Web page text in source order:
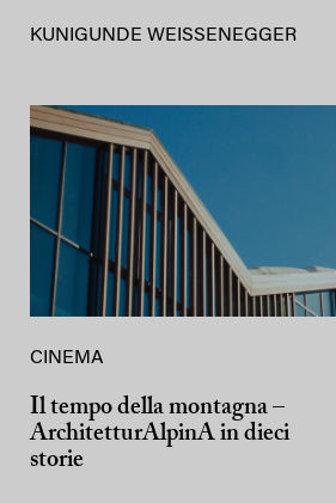
KUNIGUNDE WEISSENEGGER
CINEMA
Il tempo della montagna –
ArchitetturAlpinA in dieci
storie